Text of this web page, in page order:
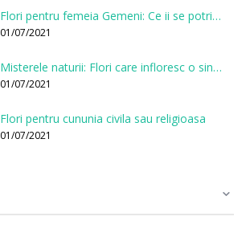
Flori pentru femeia Gemeni: Ce ii se potriveste, ce ii poarta noroc si ce o caracterizeaza?
01/07/2021
Misterele naturii: Flori care infloresc o singura data la cateva sute de ani
01/07/2021
Flori pentru cununia civila sau religioasa
01/07/2021